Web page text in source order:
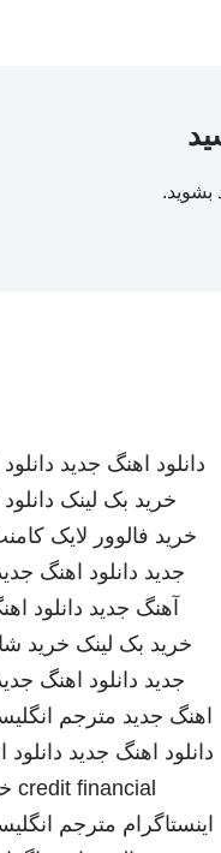
بشوید.
دانلود اهنگ جدید
خرید بک لینک
خرید فالوور لایک
جدید دانلود اهنگ
آهنگ جدید دانلود
خرید بک لینک خرید
جدید دانلود اهنگ
اهنگ جدید مترجم
دانلود اهنگ جدید
credit financial
اینستاگرام مترجم